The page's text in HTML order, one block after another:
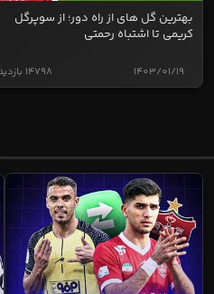
بهترین گل های از راه دور؛ از سوپرگل
کریمی تا اشتباه رحمتی
14798 بازدید 1403/01/19